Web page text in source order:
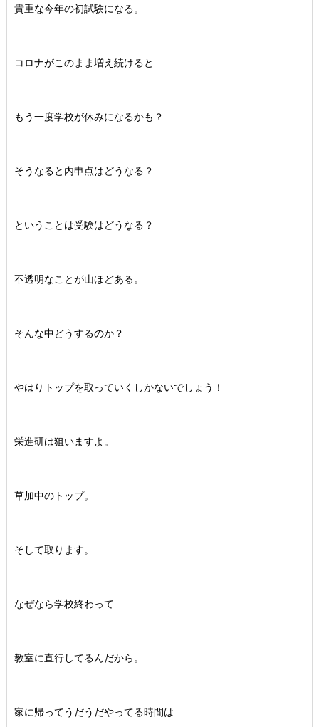
貴重な今年の初試験になる。
コロナがこのまま増え続けると
もう一度学校が休みになるかも？
そうなると内申点はどうなる？
ということは受験はどうなる？
不透明なことが山ほどある。
そんな中どうするのか？
やはりトップを取っていくしかないでしょう！
栄進研は狙いますよ。
草加中のトップ。
そして取ります。
なぜなら学校終わって
教室に直行してるんだから。
家に帰ってうだうだやってる時間は